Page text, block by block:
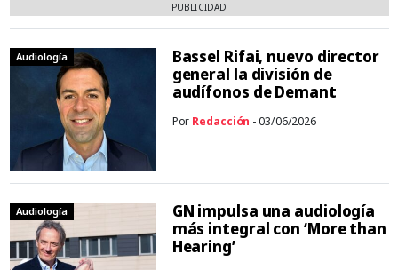
PUBLICIDAD
Audiología
Bassel Rifai, nuevo director
general la división de
audífonos de Demant
Por Redacción - 03/06/2026
Audiología
GN impulsa una audiología
más integral con ‘More than
Hearing’